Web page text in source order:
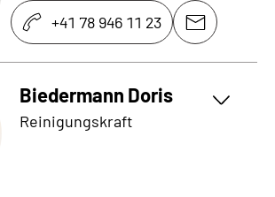
+41 78 946 11 23
Biedermann Doris
Reinigungskraft